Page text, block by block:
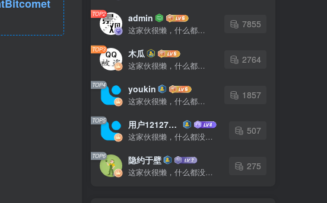
也是上海滨江
体验的多元
点状，用地
成三块集中
联系建筑与
TOP2 admin
这家伙很懒，什么都没有写...
7855
TOP3 木瓜
这家伙很懒，什么都没有写...
2764
TOP4 youkin
这家伙很懒，什么都没有写...
1857
TOP5 用户12127023
这家伙很懒，什么都没有写...
507
TOP6 隐约于壁
这家伙很懒，什么都没有写...
275